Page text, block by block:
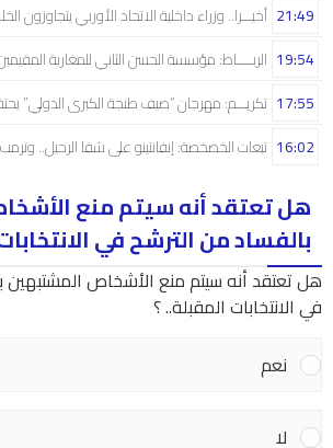
أخيـــرا.. وزراء داخلية الاتحاد الأوربي يتجاوزون 21:49
الربـــــاط: مؤسسة الحسن الثاني للمغاربة 19:54
تكريـــم: مهرجان “صيف طنجة الكبرى الدولي” 17:55
تبعات الخصخصة: إنفانتينو على شفا الرحيل.. 16:02
هل تعتقد أنه سيتم منع
بالفساد من الترشح في
هل تعتقد أنه سيتم منع الأشخاص المشتبهين
في الانتخابات المقبلة.. ؟
نعم
لا